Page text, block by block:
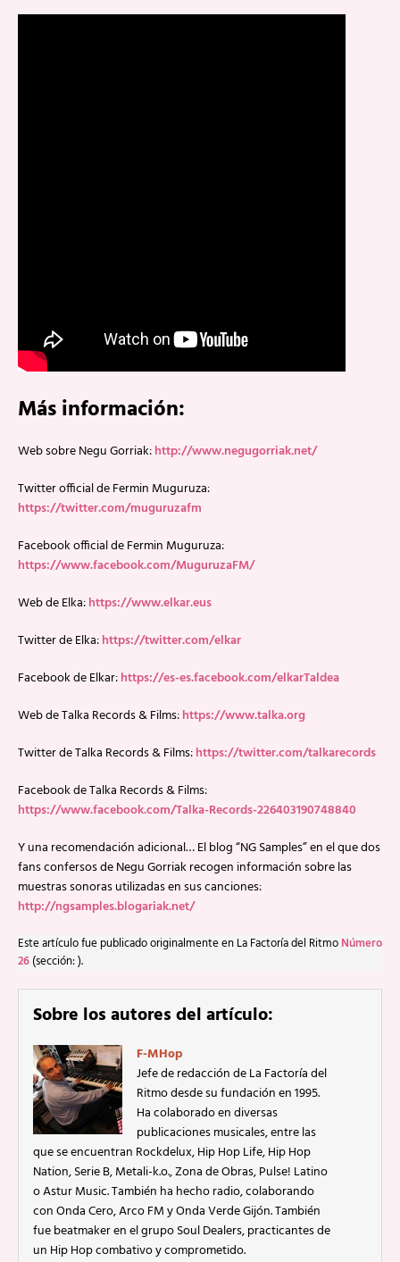
Más información:
Web sobre Negu Gorriak:http://www.negugorriak.net/
Twitter official de Fermin Muguruza:
https://twitter.com/muguruzafm
Facebook official de Fermin Muguruza:
https://www.facebook.com/MuguruzaFM/
Web de Elka:https://www.elkar.eus
Twitter de Elka:https://twitter.com/elkar
Facebook de Elkar:https://es-es.facebook.com/elkarTaldea
Web de Talka Records & Films:https://www.talka.org
Twitter de Talka Records & Films:https://twitter.com/talkarecords
Facebook de Talka Records & Films:
https://www.facebook.com/Talka-Records-226403190748840
Y una recomendación adicional… El blog “NG Samples” en el que dos
fans confersos de Negu Gorriak recogen información sobre las
muestras sonoras utilizadas en sus canciones:
http://ngsamples.blogariak.net/
Este artículo fue publicado originalmente en La Factoría del Ritmo Número
26 (sección: ).
Sobre los autores del artículo:
F-MHop
Jefe de redacción de La Factoría del
Ritmo desde su fundación en 1995.
Ha colaborado en diversas
publicaciones musicales, entre las
que se encuentran Rockdelux, Hip Hop Life, Hip Hop
Nation, Serie B, Metali-k.o., Zona de Obras, Pulse! Latino
o Astur Music. También ha hecho radio, colaborando
con Onda Cero, Arco FM y Onda Verde Gijón. También
fue beatmaker en el grupo Soul Dealers, practicantes de
un Hip Hop combativo y comprometido.